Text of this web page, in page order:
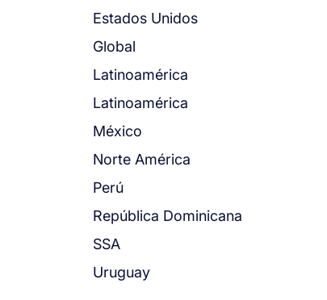
Estados Unidos
Global
Latinoamérica
Latinoamérica
México
Norte América
Perú
República Dominicana
SSA
Uruguay